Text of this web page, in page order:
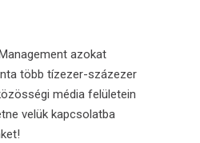
azokat
több tízezer-százezer
média felületein
velük kapcsolatba